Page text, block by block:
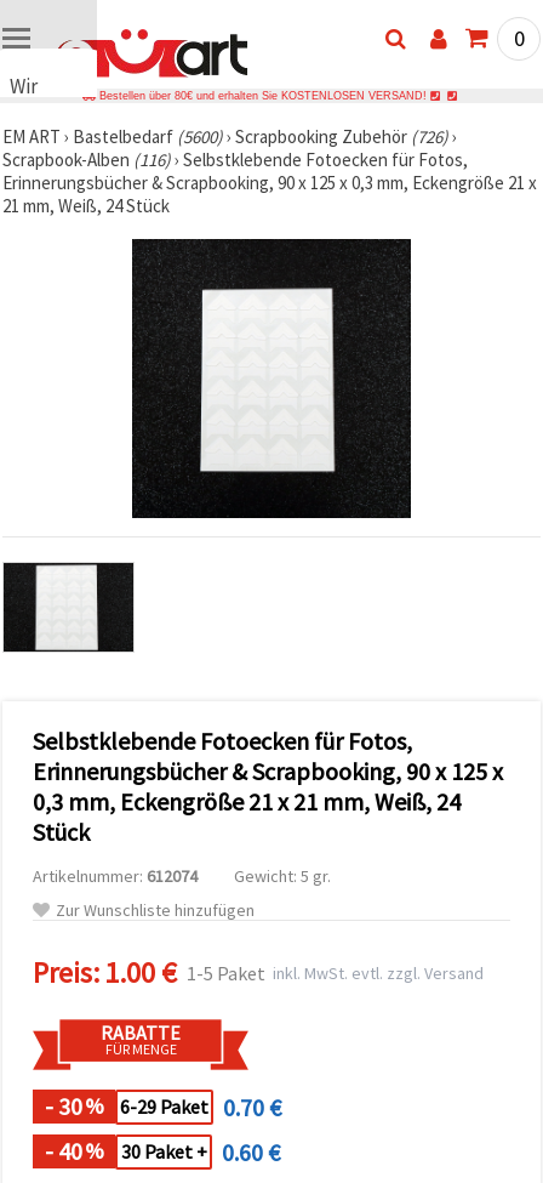
Wir
Cookies
🍪 Wir
verwenden
Cookies
Datenverkehr
zu
analysieren
sowie
Werbung
unserer
Partner für
Analyse
und
Marketing.
Sie können
Cookies
akzeptieren,
ablehnen
Auswahl in
individuell
festlegen.
Einwilligung
können Sie
jederzeit
ändern
widerrufen.
0
Bestellen über 80€ und erhalten Sie KOSTENLOSEN VERSAND!
EM ART › Bastelbedarf (5600)› Scrapbooking Zubehör (726)›
Scrapbook-Alben (116)› Selbstklebende Fotoecken für Fotos,
Erinnerungsbücher & Scrapbooking, 90 x 125 x 0,3 mm, Eckengröße 21 x
21 mm, Weiß, 24 Stück
Selbstklebende Fotoecken für Fotos,
Erinnerungsbücher & Scrapbooking, 90 x 125 x
0,3 mm, Eckengröße 21 x 21 mm, Weiß, 24
Stück
Artikelnummer: 612074
Gewicht: 5 gr.
Zur Wunschliste hinzufügen
Preis:1.00 € 1-5 Paket inkl. MwSt. evtl. zzgl. Versand
RABATTE
FÜR MENGE
- 30% 6-29 Paket
0.70 €
- 40% 30 Paket + 0.60 €